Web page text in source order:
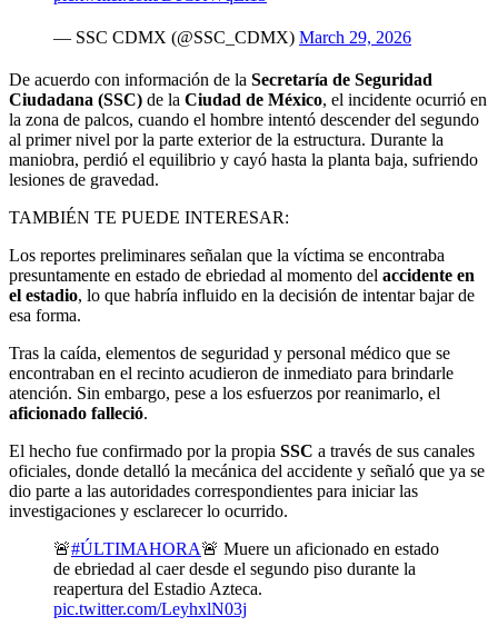
— SSC CDMX (@SSC_CDMX) March 29, 2026
De acuerdo con información de la Secretaría de Seguridad
Ciudadana (SSC) de la Ciudad de México, el incidente ocurrió en
la zona de palcos, cuando el hombre intentó descender del segundo
al primer nivel por la parte exterior de la estructura. Durante la
maniobra, perdió el equilibrio y cayó hasta la planta baja, sufriendo
lesiones de gravedad.
TAMBIÉN TE PUEDE INTERESAR:
Los reportes preliminares señalan que la víctima se encontraba
presuntamente en estado de ebriedad al momento del accidente en
el estadio, lo que habría influido en la decisión de intentar bajar de
esa forma.
Tras la caída, elementos de seguridad y personal médico que se
encontraban en el recinto acudieron de inmediato para brindarle
atención. Sin embargo, pese a los esfuerzos por reanimarlo, el
aficionado falleció.
El hecho fue confirmado por la propia SSC a través de sus canales
oficiales, donde detalló la mecánica del accidente y señaló que ya se
dio parte a las autoridades correspondientes para iniciar las
investigaciones y esclarecer lo ocurrido.
🚨#ÚLTIMAHORA🚨 Muere un aficionado en estado
de ebriedad al caer desde el segundo piso durante la
reapertura del Estadio Azteca.
pic.twitter.com/LeyhxlN03j